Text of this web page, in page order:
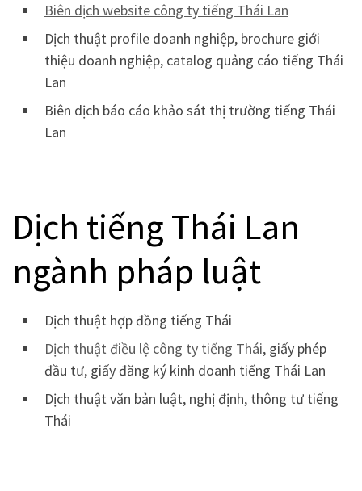
Biên dịch website công ty tiếng Thái Lan
Dịch thuật profile doanh nghiệp, brochure giới
thiệu doanh nghiệp, catalog quảng cáo tiếng Thái
Lan
Biên dịch báo cáo khảo sát thị trường tiếng Thái
Lan
Dịch tiếng Thái Lan
ngành pháp luật
Dịch thuật hợp đồng tiếng Thái
Dịch thuật điều lệ công ty tiếng Thái, giấy phép
đầu tư, giấy đăng ký kinh doanh tiếng Thái Lan
Dịch thuật văn bản luật, nghị định, thông tư tiếng
Thái